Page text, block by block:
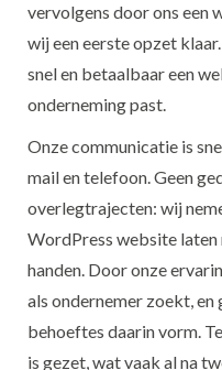
vervolgens door ons een
wij een eerste opzet
snel en betaalbaar een
onderneming past.
Onze communicatie is
mail en telefoon. Geen
overlegtrajecten: wij
WordPress website
handen. Door onze
als ondernemer zoekt, en
behoeftes daarin vorm.
is gezet, wat vaak al na